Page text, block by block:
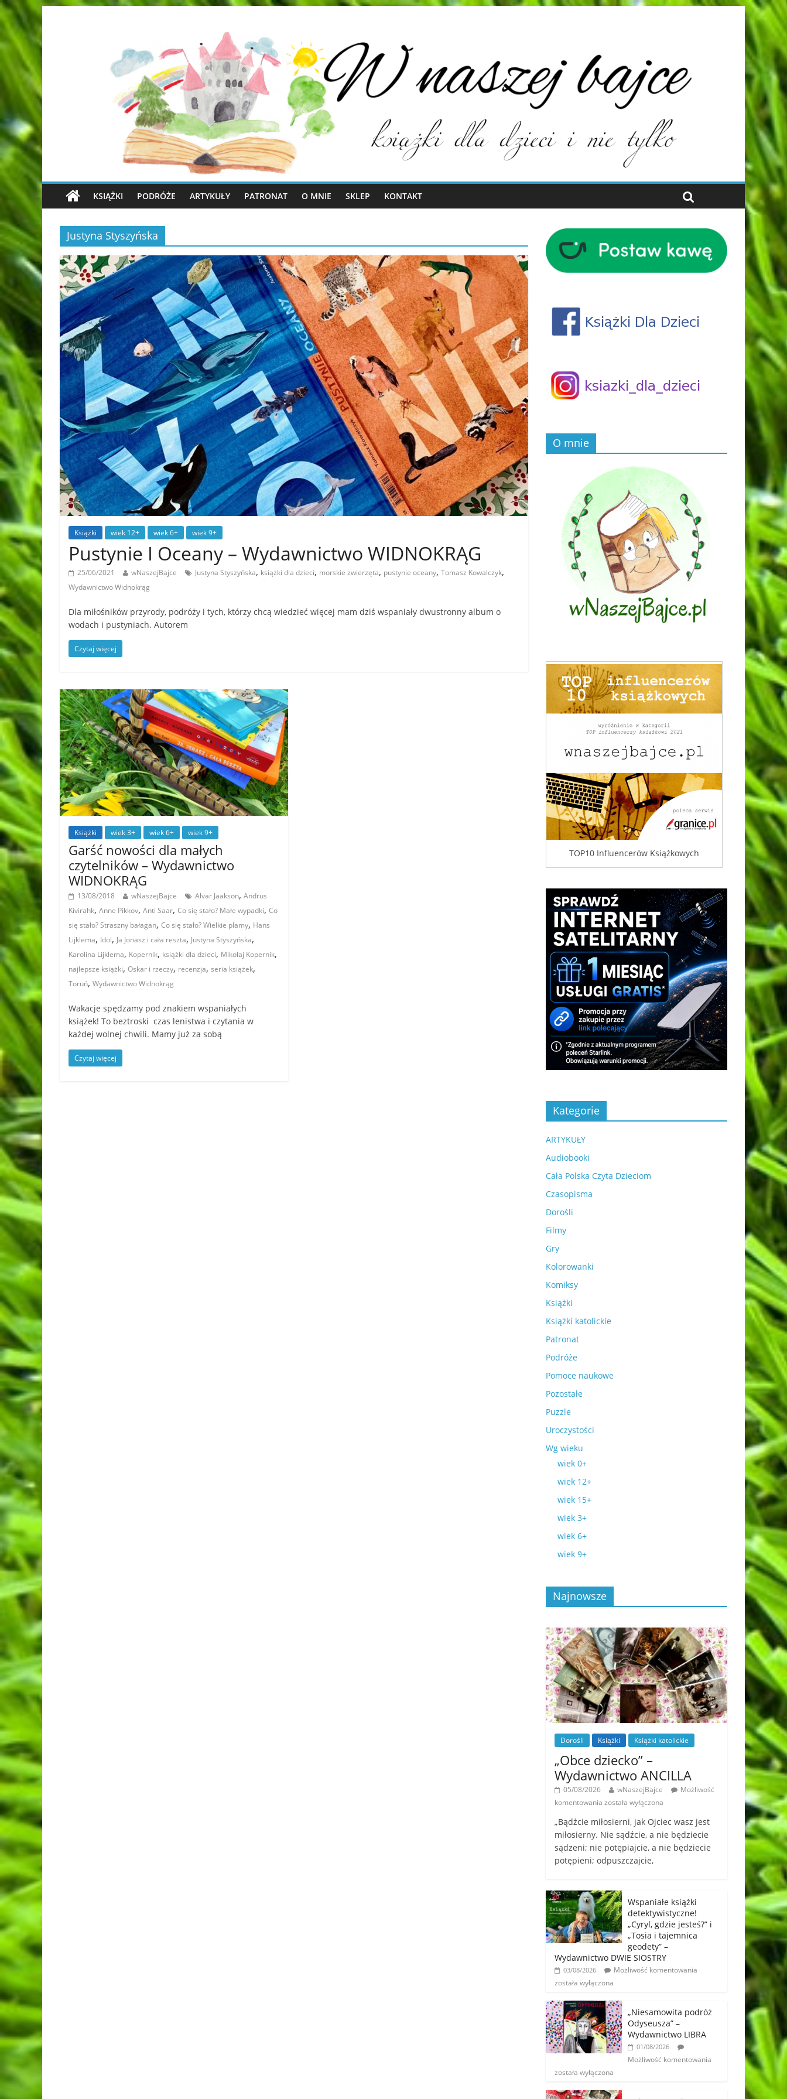
KSIĄŻKI PODRÓŻE ARTYKUŁY PATRONAT O MNIE SKLEP KONTAKT
Justyna Styszyńska
Książki wiek 12+ wiek 6+ wiek 9+
Pustynie I Oceany – Wydawnictwo WIDNOKRĄG
25/06/2021 wNaszejBajce Justyna Styszyńska, książki dla dzieci, morskie zwierzęta, pustynie oceany, Tomasz Kowalczyk,
Wydawnictwo Widnokrąg
Dla miłośników przyrody, podróży i tych, którzy chcą wiedzieć więcej mam dziś wspaniały dwustronny album o
wodach i pustyniach. Autorem
Czytaj więcej
Książki wiek 3+ wiek 6+ wiek 9+
Garść nowości dla małych
czytelników – Wydawnictwo
WIDNOKRĄG
13/08/2018 wNaszejBajce Alvar Jaakson, Andrus
Kivirahk, Anne Pikkov, Anti Saar, Co się stało? Małe wypadki, Co
się stało? Straszny bałagan, Co się stało? Wielkie plamy, Hans
Lijklema, Idol, Ja Jonasz i cała reszta, Justyna Styszyńska,
Karolina Lijklema, Kopernik, książki dla dzieci, Mikołaj Kopernik,
najlepsze książki, Oskar i rzeczy, recenzja, seria książek,
Toruń, Wydawnictwo Widnokrąg
Wakacje spędzamy pod znakiem wspaniałych
książek! To beztroski czas lenistwa i czytania w
każdej wolnej chwili. Mamy już za sobą
Czytaj więcej
O mnie
TOP10 Influencerów Książkowych
Kategorie
ARTYKUŁY
Audiobooki
Cała Polska Czyta Dzieciom
Czasopisma
Dorośli
Filmy
Gry
Kolorowanki
Komiksy
Książki
Książki katolickie
Patronat
Podróże
Pomoce naukowe
Pozostałe
Puzzle
Uroczystości
Wg wieku
wiek 0+
wiek 12+
wiek 15+
wiek 3+
wiek 6+
wiek 9+
Najnowsze
Dorośli Książki Książki katolickie
„Obce dziecko” –
Wydawnictwo ANCILLA
05/08/2026 wNaszejBajce
Możliwość
komentowania została wyłączona
„Bądźcie miłosierni, jak Ojciec wasz jest
miłosierny. Nie sądźcie, a nie będziecie
sądzeni; nie potępiajcie, a nie będziecie
potępieni; odpuszczajcie,
Wspaniałe książki
detektywistyczne!
„Cyryl, gdzie jesteś?” i
„Tosia i tajemnica
geodety” –
Wydawnictwo DWIE SIOSTRY
03/08/2026
Możliwość komentowania
została wyłączona
„Niesamowita podróż
Odyseusza” –
Wydawnictwo LIBRA
01/08/2026
Możliwość komentowania
została wyłączona